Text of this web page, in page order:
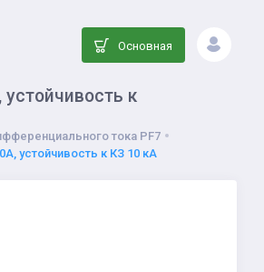
Основная
к
тока PF7
устойчивость к КЗ 10 кА